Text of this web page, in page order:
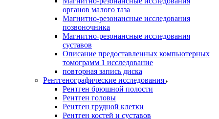
органов малого таза
Магнитно-резонансные исследования
позвоночника
Магнитно-резонансные исследования
суставов
Описание предоставленных компьютерных
томограмм 1 исследование
повторная запись диска
Рентгенографические исследования
Рентген брюшной полости
Рентген головы
Рентген грудной клетки
Рентген костей и суставов